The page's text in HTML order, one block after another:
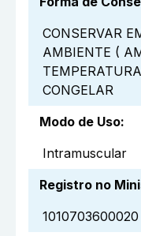
CONSERVAR
AMBIENTE (
CONGELAR
Modo de Uso:
Intramuscular
Registro no
1010703600020